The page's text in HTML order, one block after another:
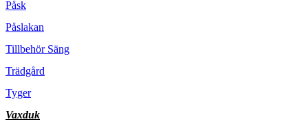
Påsk
Påslakan
Tillbehör Säng
Trädgård
Tyger
Vaxduk